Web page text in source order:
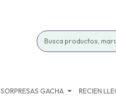
SORPRESAS GACHA RECIEN